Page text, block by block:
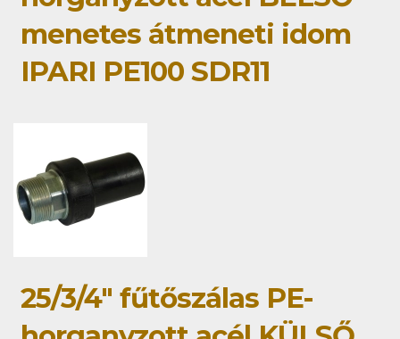
menetes átmeneti idom
IPARI PE100 SDR11
25/3/4" fűtőszálas PE-